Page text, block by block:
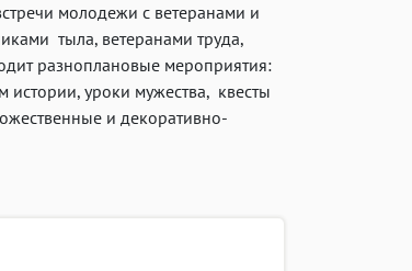
молодежи с ветеранами и
тыла, ветеранами труда,
разноплановые мероприятия:
истории, уроки мужества, квесты
и декоративно-